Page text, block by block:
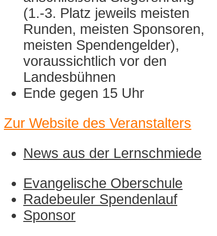
(1.-3. Platz jeweils meisten
Runden, meisten Sponsoren,
meisten Spendengelder),
voraussichtlich vor den
Landesbühnen
Ende gegen 15 Uhr
Zur Website des Veranstalters
News aus der Lernschmiede
Evangelische Oberschule
Radebeuler Spendenlauf
Sponsor